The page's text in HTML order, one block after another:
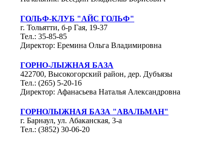
ГОЛЬФ-КЛУБ "АЙС ГОЛЬФ"
г. Тольятти, б-р Гая, 19-37
Тел.: 35-85-85
Директор: Еремина Ольга Владимировна
ГОРНО-ЛЫЖНАЯ БАЗА
422700, Высокогорский район, дер. Дубъязы
Тел.: (265) 5-20-16
Директор: Афанасьева Наталья Александровна
ГОРНОЛЫЖНАЯ БАЗА "АВАЛЬМАН"
г. Барнаул, ул. Абаканская, 3-а
Тел.: (3852) 30-06-20